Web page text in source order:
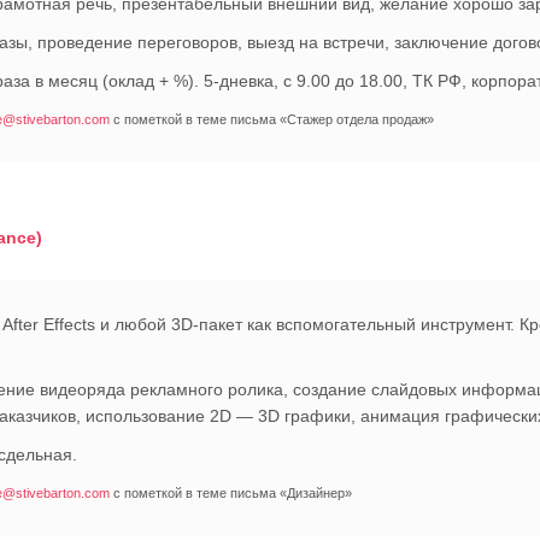
проведение переговоров, выезд на встречи, заключение
в месяц (оклад + %). 5-дневка, с 9.00 до 18.00, ТК РФ,
с пометкой в теме письма «Стажер отдела продаж»
Effects и любой 3D-пакет как вспомогательный инструмент.
видеоряда рекламного ролика, создание слайдовых
использование 2D — 3D графики, анимация
с пометкой в теме письма «Дизайнер»